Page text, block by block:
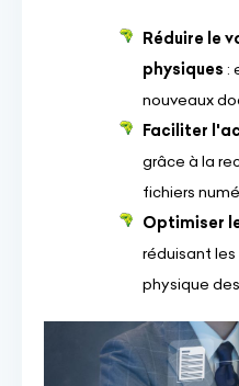
Réduire le
physiques :
nouveaux
Faciliter
grâce à la
fichiers
Optimiser
réduisant
physique